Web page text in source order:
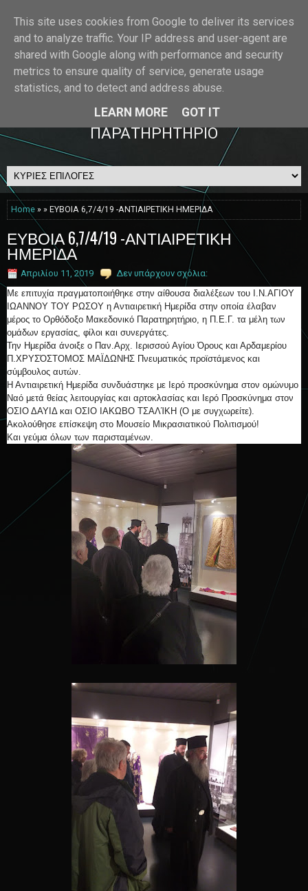
Όριο Πίστεως
ΜΑΚΕΔΟΝΙΚΟ ΠΑΡΑΤΗΡΗΤΗΡΙΟ
ΟΡΘΟΔΟΞΟ ΜΑΚΕΔΟΝΙΚΟ
ΠΑΡΑΤΗΡΗΤΗΡΙΟ
Home » » ΕΥΒΟΙΑ 6,7/4/19 -ΑΝΤΙΑΙΡΕΤΙΚΗ ΗΜΕΡΙΔΑ
ΕΥΒΟΙΑ 6,7/4/19 -ΑΝΤΙΑΙΡΕΤΙΚΗ
ΗΜΕΡΙΔΑ
Απριλίου 11, 2019
Δεν υπάρχουν σχόλια:
Με επιτυχία πραγματοποιήθηκε στην αίθουσα διαλέξεων του Ι.Ν.ΑΓΙΟΥ
ΙΩΑΝΝΟΥ ΤΟΥ ΡΩΣΟΥ η Αντιαιρετική Ημερίδα στην οποία έλαβαν
μέρος το Ορθόδοξο Μακεδονικό Παρατηρητήριο, η Π.Ε.Γ. τα μέλη των
ομάδων εργασίας, φίλοι και συνεργάτες.
Την Ημερίδα άνοιξε ο Παν.Αρχ. Ιερισσού Αγίου Όρους και Αρδαμερίου
Π.ΧΡΥΣΌΣΤΟΜΟΣ ΜΑΪΔΩΝΗΣ Πνευματικός προϊστάμενος και
σύμβουλος αυτών.
Η Αντιαιρετική Ημερίδα συνδυάστηκε με Ιερό προσκύνημα στον ομώνυμο
Ναό μετά θείας λειτουργίας και αρτοκλασίας και Ιερό Προσκύνημα στον
ΟΣΙΟ ΔΑΥΙΔ και ΟΣΙΟ ΙΑΚΩΒΟ ΤΣΑΛΊΚΗ (Ο με συγχωρείτε).
Ακολούθησε επίσκεψη στο Μουσείο Μικρασιατικού Πολιτισμού!
Και γεύμα όλων των παρισταμένων.
This site uses cookies from Google to deliver its services
and to analyze traffic. Your IP address and user-agent are
shared with Google along with performance and security
metrics to ensure quality of service, generate usage
statistics, and to detect and address abuse.
LEARN MORE GOT IT